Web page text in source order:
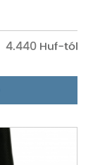
4.440